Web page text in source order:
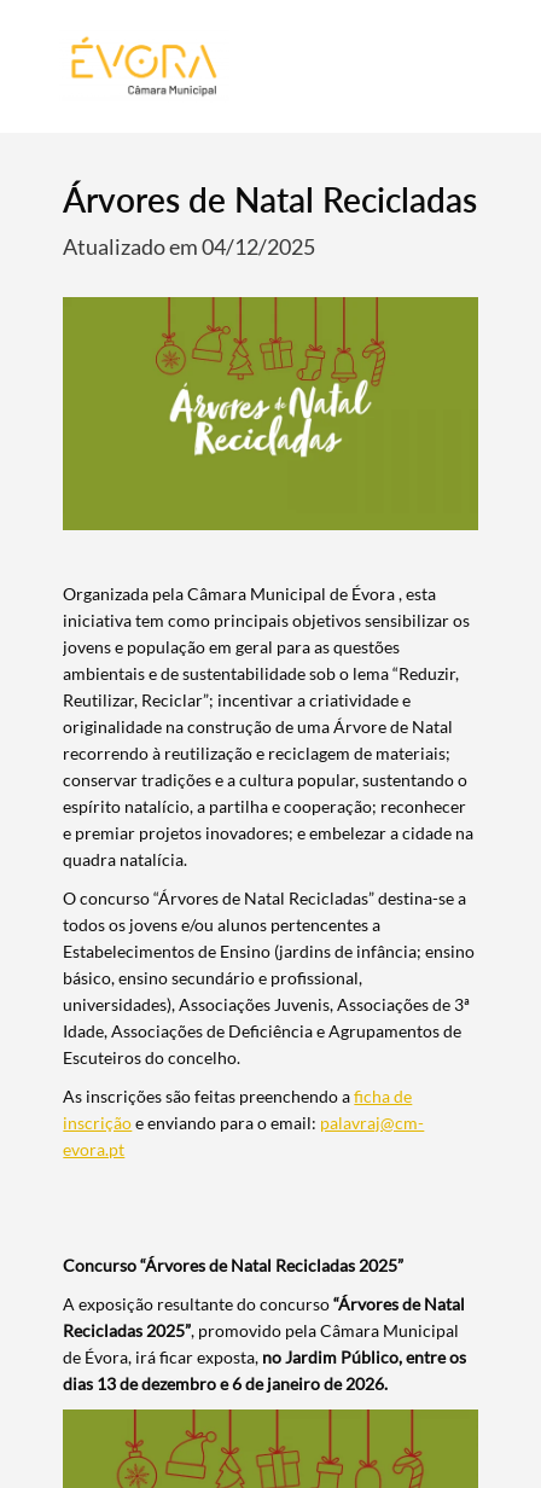
Árvores de Natal Recicladas
Atualizado em 04/12/2025
Organizada pela Câmara Municipal de Évora , esta
iniciativa tem como principais objetivos sensibilizar os
jovens e população em geral para as questões
ambientais e de sustentabilidade sob o lema “Reduzir,
Reutilizar, Reciclar”; incentivar a criatividade e
originalidade na construção de uma Árvore de Natal
recorrendo à reutilização e reciclagem de materiais;
conservar tradições e a cultura popular, sustentando o
espírito natalício, a partilha e cooperação; reconhecer
e premiar projetos inovadores; e embelezar a cidade na
quadra natalícia.
O concurso “Árvores de Natal Recicladas” destina-se a
todos os jovens e/ou alunos pertencentes a
Estabelecimentos de Ensino (jardins de infância; ensino
básico, ensino secundário e profissional,
universidades), Associações Juvenis, Associações de 3ª
Idade, Associações de Deficiência e Agrupamentos de
Escuteiros do concelho.
As inscrições são feitas preenchendo aficha de
inscriçãoe enviando para o email: palavraj@cm-
evora.pt
Concurso “Árvores de Natal Recicladas 2025”
A exposição resultante do concurso“Árvores de Natal
Recicladas 2025”, promovido pela Câmara Municipal
de Évora, irá ficar exposta, no Jardim Público, entre os
dias 13 de dezembro e 6 de janeiro de 2026.